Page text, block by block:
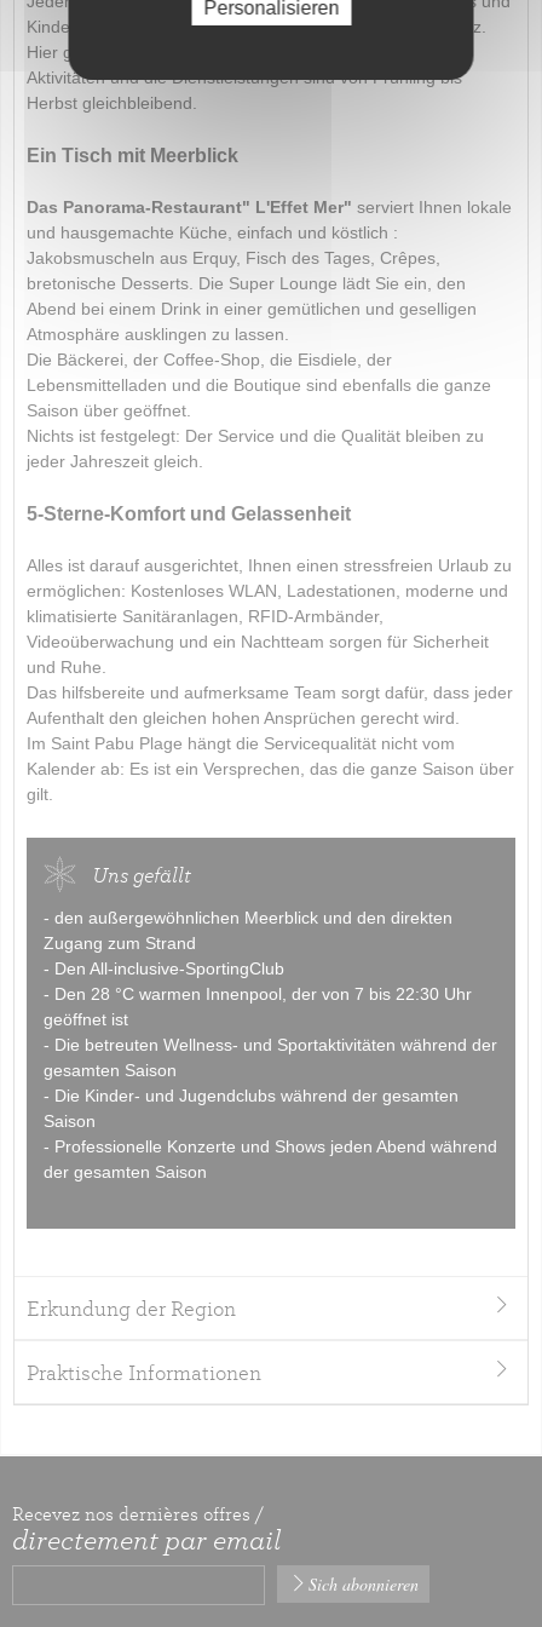
Kinder- und Jugendclubs das Leben auf dem Campingplatz.
Hier gibt es keine „Nebensaison“: Die Atmosphäre, die
Aktivitäten und die Dienstleistungen sind von Frühling bis
Herbst gleichbleibend.
Ein Tisch mit Meerblick
Das Panorama-Restaurant" L'Effet Mer"serviert Ihnen lokale
und hausgemachte Küche, einfach und köstlich :
Jakobsmuscheln aus Erquy, Fisch des Tages, Crêpes,
bretonische Desserts. Die Super Lounge lädt Sie ein, den
Abend bei einem Drink in einer gemütlichen und geselligen
Atmosphäre ausklingen zu lassen.
Die Bäckerei, der Coffee-Shop, die Eisdiele, der
Lebensmittelladen und die Boutique sind ebenfalls die ganze
Saison über geöffnet.
Nichts ist festgelegt: Der Service und die Qualität bleiben zu
jeder Jahreszeit gleich.
5-Sterne-Komfort und Gelassenheit
Alles ist darauf ausgerichtet, Ihnen einen stressfreien Urlaub zu
ermöglichen: Kostenloses WLAN, Ladestationen, moderne und
klimatisierte Sanitäranlagen, RFID-Armbänder,
Videoüberwachung und ein Nachtteam sorgen für Sicherheit
und Ruhe.
Das hilfsbereite und aufmerksame Team sorgt dafür, dass jeder
Aufenthalt den gleichen hohen Ansprüchen gerecht wird.
Im Saint Pabu Plage hängt die Servicequalität nicht vom
Kalender ab: Es ist ein Versprechen, das die ganze Saison über
gilt.
Uns gefällt
- den außergewöhnlichen Meerblick und den direkten
Zugang zum Strand
- Den All-inclusive-SportingClub
- Den 28 °C warmen Innenpool, der von 7 bis 22:30 Uhr
geöffnet ist
- Die betreuten Wellness- und Sportaktivitäten während der
gesamten Saison
- Die Kinder- und Jugendclubs während der gesamten
Saison
- Professionelle Konzerte und Shows jeden Abend während
der gesamten Saison
Erkundung der Region
Praktische Informationen
Recevez nos dernières offres /
directement par email
Personalisieren